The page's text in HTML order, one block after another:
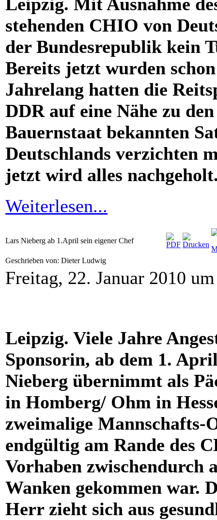
stehenden CHIO von
der Bundesrepublik kein
Bereits jetzt wurden
Jahrelang hatten die
DDR auf eine Nähe zu
Bauernstaat bekannten
Deutschlands verzichten
jetzt wird alles
Weiterlesen...
Lars Nieberg ab 1.April sein eigener Chef
Geschrieben von: Dieter Ludwig
Freitag, 22. Januar 2010
Leipzig. Viele Jahre
Sponsorin, ab dem 1.
Nieberg übernimmt als
in Homberg/ Ohm in
zweimalige Mannschafts-
endgültig am Rande des
Vorhaben zwischendurch
Wanken gekommen war.
Herr zieht sich aus